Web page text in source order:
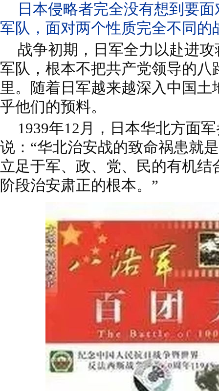
日本侵略者完全没有想到要
军队，面对两个性质完全不同的
战争初期，日军全力以赴进
军队，根本不把共产党领导的八
里。随着日军越来越深入中国
乎他们的预料。
1939年12月，日本华北方面
说：“华北治安战的致命祸患就
立足于军、政、党、民的有机
阶段治安肃正的根本。”